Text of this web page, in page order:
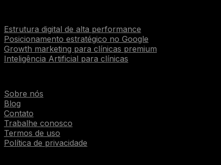
Estrutura digital de alta performance
Posicionamento estratégico no Google
Growth marketing para clínicas premium
Inteligência Artificial para clínicas
Sobre nós
Blog
Contato
Trabalhe conosco
Termos de uso
Política de privacidade